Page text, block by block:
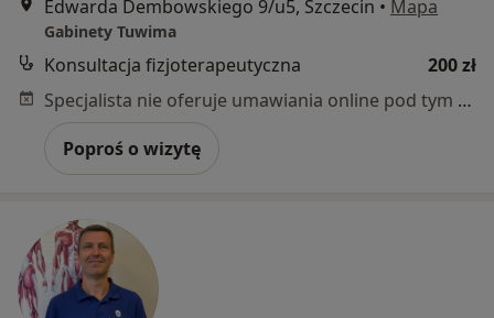
Edwarda Dembowskiego 9/u5, Szczecin • Mapa
Gabinety Tuwima
Konsultacja fizjoterapeutyczna
200 zł
Specjalista nie oferuje umawiania online pod tym adresem.
Poproś o wizytę